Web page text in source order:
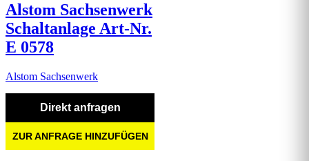
Alstom Sachsenwerk
Schaltanlage Art-Nr.
E 0578
Alstom Sachsenwerk
Direkt anfragen
ZUR ANFRAGE HINZUFÜGEN